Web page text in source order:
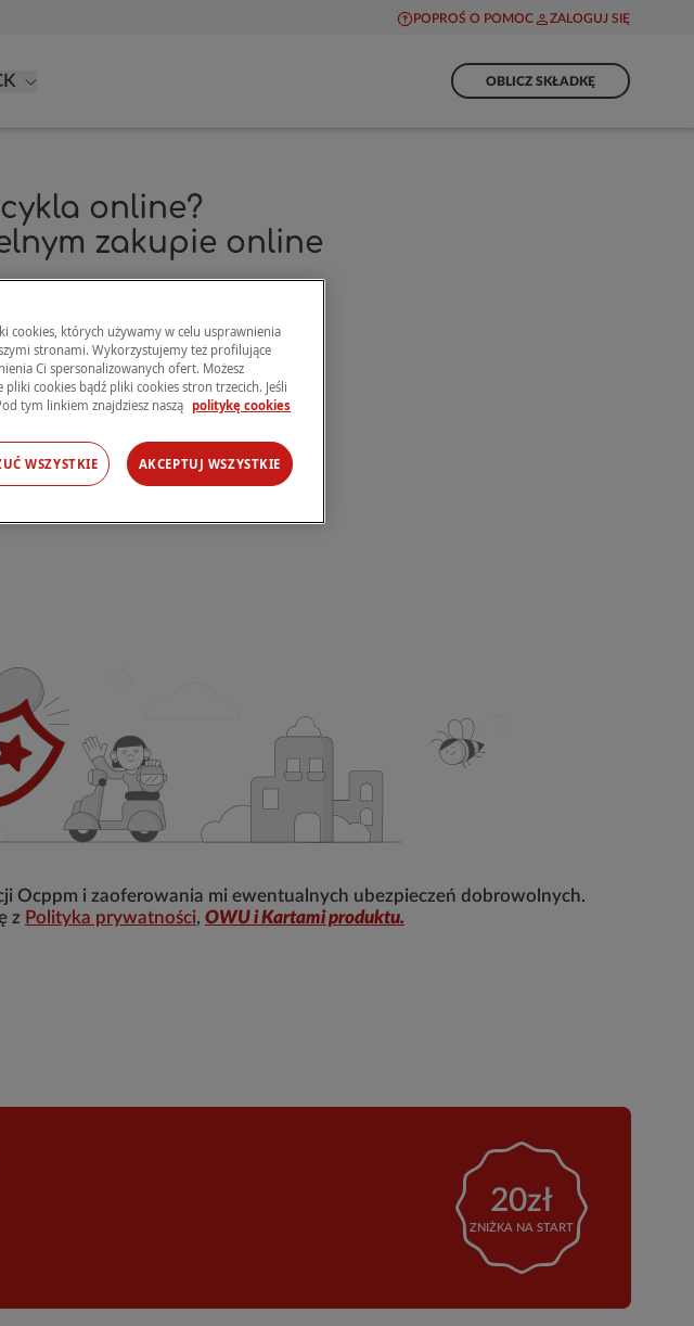
POPROŚ O POMOC ZALOGUJ SIĘ
OBLICZ SKŁADKĘ
online?
zakupie online
→
Ocppm i zaoferowania mi ewentualnych ubezpieczeń dobrowolnych.
z Polityka prywatności, OWU i Kartami produktu.
20zł
ZNIŻKA NA START
cookies, których używamy w celu usprawnienia
stronami. Wykorzystujemy też profilujące
Ci spersonalizowanych ofert. Możesz
cookies bądź pliki cookies stron trzecich. Jeśli
tym linkiem znajdziesz naszą politykę cookies
WSZYSTKIE AKCEPTUJ WSZYSTKIE